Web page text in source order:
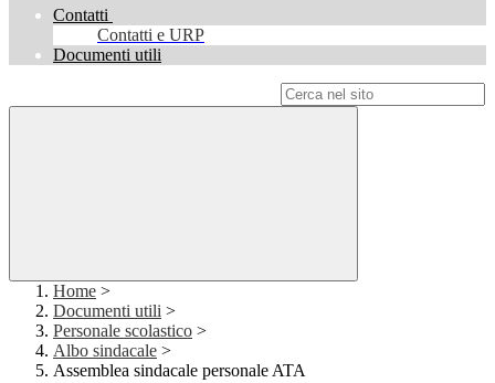
Contatti
Contatti e URP
Documenti utili
Home >
Documenti utili >
Personale scolastico >
Albo sindacale >
Assemblea sindacale personale ATA